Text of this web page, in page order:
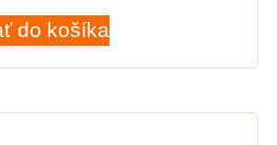
do košíka